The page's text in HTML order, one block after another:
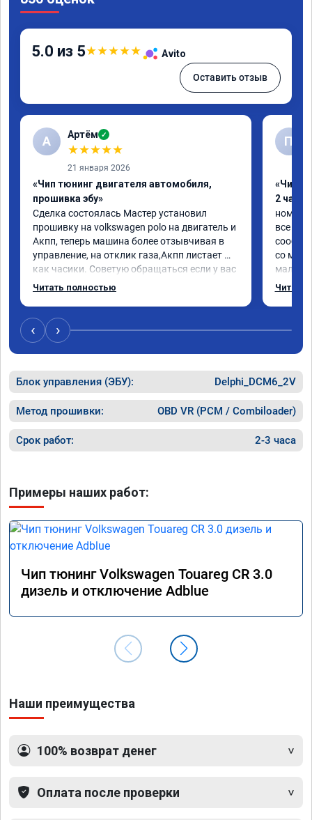
5.0 из 5★★★★★ Avito
Оставить отзыв
А Артём ✓
★★★★★
21 января 2026
«Чип тюнинг двигателя автомобиля,
прошивка эбу»
Сделка состоялась Мастер установил
прошивку на volkswagen polo на двигатель и
Акпп, теперь машина более отзывчивая в
управление, на отклик газа,Акпп листает
как часики. Советую обращаться если у вас
возникли проблемы с автомобилем
Читать полностью
П
«Чип
2 часа»
номер
все
со
мало.
ребята
Читать
‹ ›
Блок управления (ЭБУ): Delphi_DCM6_2V
Метод прошивки: OBD VR (PCM / Combiloader)
Срок работ: 2-3 часа
Примеры наших работ:
Чип тюнинг Volkswagen Touareg CR 3.0
дизель и отключение Adblue
Наши преимущества
100% возврат денег
Оплата после проверки